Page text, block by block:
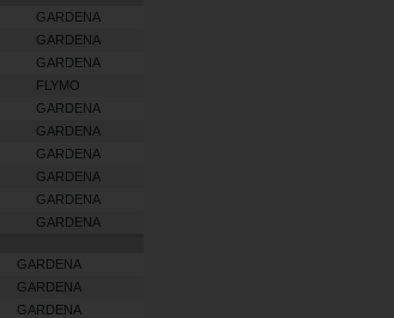
GARDENA
GARDENA
GARDENA
FLYMO
GARDENA
GARDENA
GARDENA
GARDENA
GARDENA
GARDENA
GARDENA
GARDENA
GARDENA